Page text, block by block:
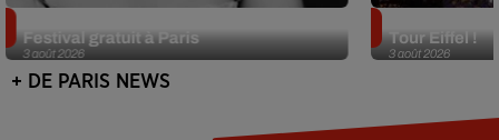
3 août 2026
Festival gratuit à Paris
3 août 2026
Tour Eiffel !
+ DE PARIS NEWS